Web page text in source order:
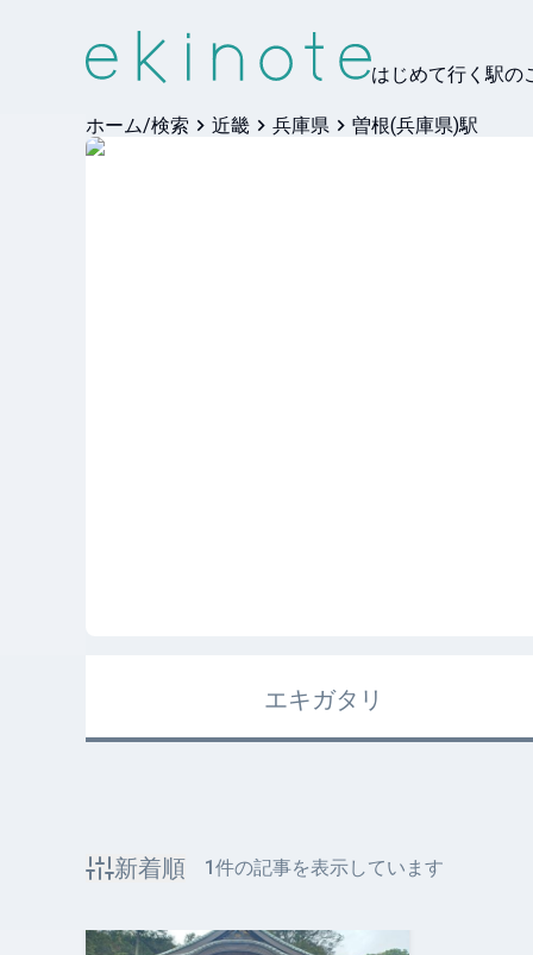
はじめて行く駅の
ホーム/検索 近畿 兵庫県 曽根(兵庫県)駅
エキガタリ
新着順 1件の記事を表示しています